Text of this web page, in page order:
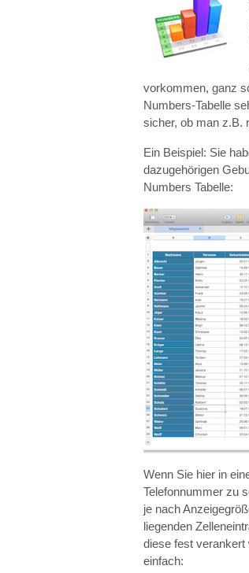
vorkommen, ganz
Numbers-Tabelle
sicher, ob man z.B.
Ein Beispiel: Sie
dazugehörigen
Numbers Tabelle:
Wenn Sie hier in
Telefonnummer zu
je nach
liegenden
diese fest verankert
einfach: